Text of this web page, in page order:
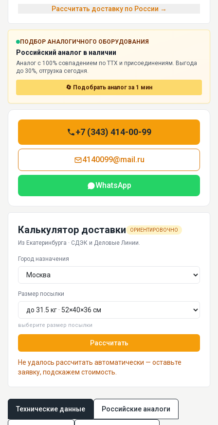
Рассчитать доставку по России →
ПОДБОР АНАЛОГИЧНОГО ОБОРУДОВАНИЯ
Российский аналог в наличии
Аналог с 100% совпадением по ТТХ и присоединениям. Выгода
до 30%, отгрузка сегодня.
🔄 Подобрать аналог за 1 мин
+7 (343) 414-00-99
4140099@mail.ru
WhatsApp
Калькулятор доставки ОРИЕНТИРОВОЧНО
Из Екатеринбурга · СДЭК и Деловые Линии.
Город назначения
Размер посылки
выберите размер посылки
Рассчитать
Не удалось рассчитать автоматически — оставьте
заявку, подскажем стоимость.
Технические данные Российские аналоги